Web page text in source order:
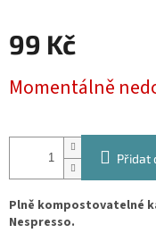
99 Kč
cena:
Momentálně
Přidat
Plně kompostovatelné
Nespresso.